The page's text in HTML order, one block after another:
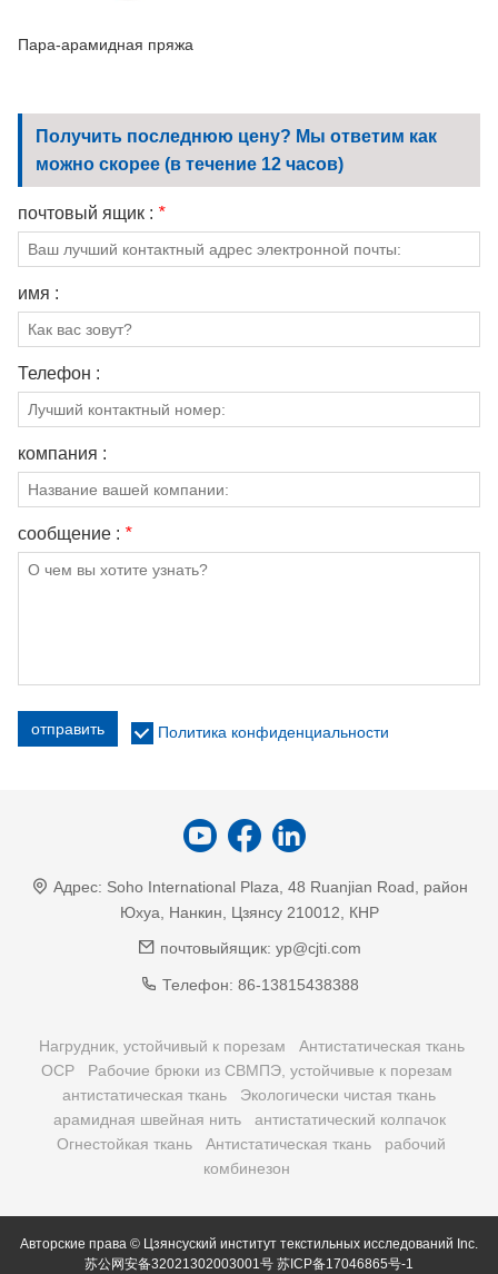
Пара-арамидная пряжа
Получить последнюю цену? Мы ответим как
можно скорее (в течение 12 часов)
почтовый ящик : *
имя :
Телефон :
компания :
сообщение : *
отправить Политика конфиденциальности
Адрес: Soho International Plaza, 48 Ruanjian Road, район
Юхуа, Нанкин, Цзянсу 210012, КНР
почтовыйящик: yp@cjti.com
Телефон: 86-13815438388
Нагрудник, устойчивый к порезам
Антистатическая ткань
ОСР
Рабочие брюки из СВМПЭ, устойчивые к порезам
антистатическая ткань
Экологически чистая ткань
арамидная швейная нить
антистатический колпачок
Огнестойкая ткань
Антистатическая ткань
рабочий
комбинезон
Авторские права © Цзянсуский институт текстильных исследований Inc.
苏公网安备32021302003001号 苏ICP备17046865号-1